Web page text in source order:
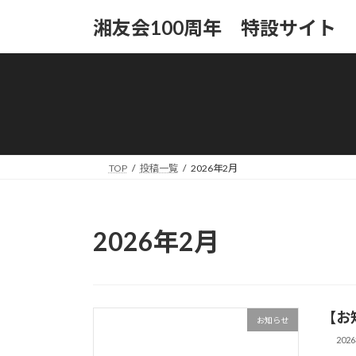
湘友会100周年 特設サイト
TOP 投稿一覧 2026年2月
2026年2月
お知らせ 【